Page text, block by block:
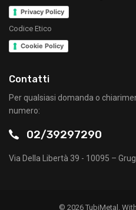
Privacy Policy
Codice Etico
Cookie Policy
Contatti
Per qualsiasi domanda o
numero:
02/39297290
Via Della Libertà 39 - 10095 –
© 2026 TubiMetal.